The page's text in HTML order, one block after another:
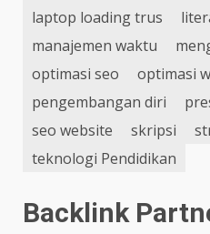
laptop loading trus
manajemen waktu
optimasi seo
optimasi
pengembangan diri
seo website
skripsi
teknologi Pendidikan
Backlink